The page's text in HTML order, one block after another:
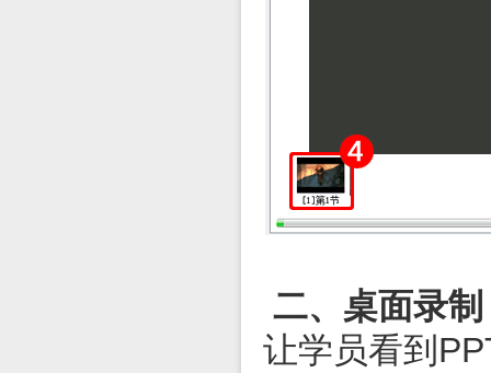
二、桌面录制
让学员看到